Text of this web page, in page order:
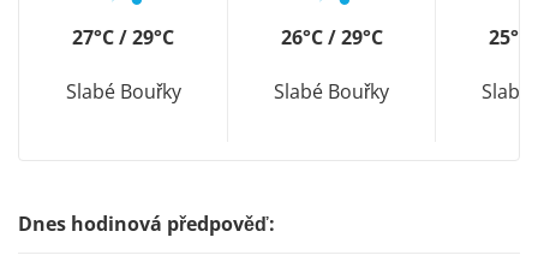
27°C / 29°C
Slabé Bouřky
26°C / 29°C
Slabé Bouřky
25°C
Slabé
Dnes hodinová předpověď: